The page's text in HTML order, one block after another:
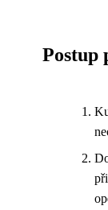
Postup